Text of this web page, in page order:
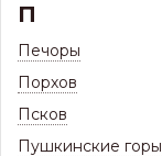
П
Печоры
Порхов
Псков
Пушкинские горы